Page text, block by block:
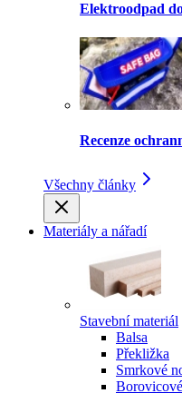
Elektroodpad
Recenze
Všechny články
Materiály a nářadí
Stavební materiál
Balsa
Překližka
Smrkové